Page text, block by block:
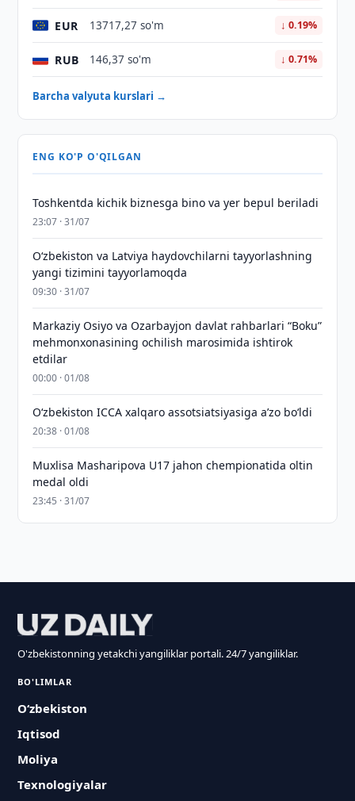
EUR 13717,27 so'm ↓ 0.19%
RUB 146,37 so'm ↓ 0.71%
Barcha valyuta kurslari →
ENG KO'P O'QILGAN
Toshkentda kichik biznesga bino va yer bepul beriladi
23:07 · 31/07
Oʻzbekiston va Latviya haydovchilarni tayyorlashning
yangi tizimini tayyorlamoqda
09:30 · 31/07
Markaziy Osiyo va Ozarbayjon davlat rahbarlari “Boku”
mehmonxonasining ochilish marosimida ishtirok
etdilar
00:00 · 01/08
O‘zbekiston ICCA xalqaro assotsiatsiyasiga aʼzo bo‘ldi
20:38 · 01/08
Muxlisa Masharipova U17 jahon chempionatida oltin
medal oldi
23:45 · 31/07
O'zbekistonning yetakchi yangiliklar portali. 24/7 yangiliklar.
BO'LIMLAR
O‘zbekiston
Iqtisod
Moliya
Texnologiyalar